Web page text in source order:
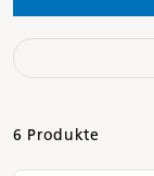
6 Produkte